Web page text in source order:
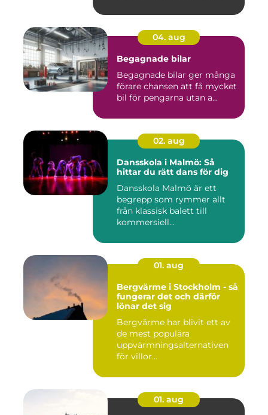
04. aug
Begagnade bilar
Begagnade bilar ger många
förare chansen att få mycket
bil för pengarna utan a...
02. aug
Dansskola i Malmö: Så
hittar du rätt dans för dig
Dansskola Malmö är ett
begrepp som rymmer allt
från klassisk balett till
kommersiell...
01. aug
Bergvärme i Stockholm - så
fungerar det och därför
lönar det sig
Bergvärme har blivit ett av
de mest populära
uppvärmningsalternativen
för villor...
01. aug